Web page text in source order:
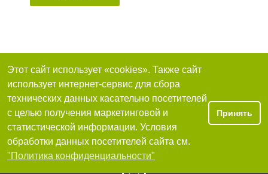
Этот сайт использует «cookies». Также сайт
использует интернет-сервис для сбора
технических данных касательно посетителей
с целью получения маркетинговой и
статистической информации. Условия
обработки данных посетителей сайта см.
"Политика конфиденциальности"
Принять